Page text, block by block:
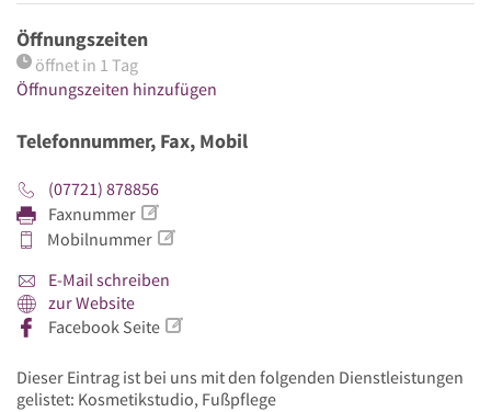
Öffnungszeiten
öffnet in 1 Tag
Öffnungszeiten hinzufügen
Telefonnummer, Fax, Mobil
(07721) 878856
Faxnummer
Mobilnummer
E-Mail schreiben
zur Website
Facebook Seite
Dieser Eintrag ist bei uns mit den folgenden Dienstleistungen
gelistet: Kosmetikstudio, Fußpflege